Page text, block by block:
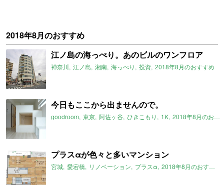
2018年8月のおすすめ
江ノ島の海っぺり。あのビルのワンフロア
神奈川 江ノ島 湘南 海っぺり 投資 2018年8月のおすすめ
今日もここから出ませんので。
goodroom 東京 阿佐ヶ谷 ひきこもり 1K 2018年8月のおすすめ
プラスαが色々と多いマンション
宮城 愛宕橋 リノベーション プラスα 2018年8月のおすすめ